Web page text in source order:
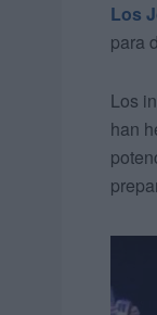
Los
para
Los
han